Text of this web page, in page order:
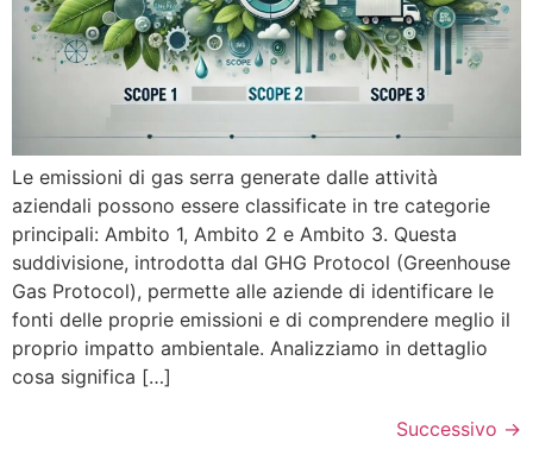
Le emissioni di gas serra generate dalle attività
aziendali possono essere classificate in tre categorie
principali: Ambito 1, Ambito 2 e Ambito 3. Questa
suddivisione, introdotta dal GHG Protocol (Greenhouse
Gas Protocol), permette alle aziende di identificare le
fonti delle proprie emissioni e di comprendere meglio il
proprio impatto ambientale. Analizziamo in dettaglio
cosa significa […]
Successivo →